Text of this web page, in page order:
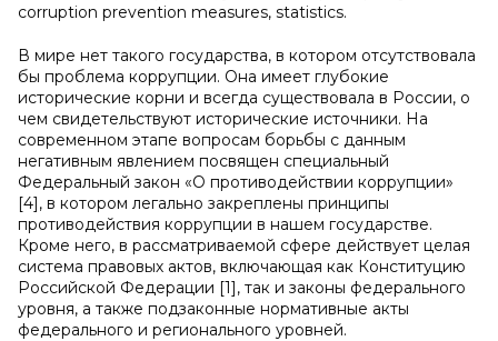
corruption prevention measures, statistics.
В мире нет такого государства, в котором отсутствовала
бы проблема коррупции. Она имеет глубокие
исторические корни и всегда существовала в России, о
чем свидетельствуют исторические источники. На
современном этапе вопросам борьбы с данным
негативным явлением посвящен специальный
Федеральный закон «О противодействии коррупции»
[4], в котором легально закреплены принципы
противодействия коррупции в нашем государстве.
Кроме него, в рассматриваемой сфере действует целая
система правовых актов, включающая как Конституцию
Российской Федерации [1], так и законы федерального
уровня, а также подзаконные нормативные акты
федерального и регионального уровней.